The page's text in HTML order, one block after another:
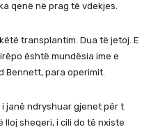
qenë në prag të vdekjes.
transplantim. Dua të jetoj. E
është mundësia ime e
Bennett, para operimit.
janë ndryshuar gjenet për t
lloj sheqeri, i cili do të nxiste